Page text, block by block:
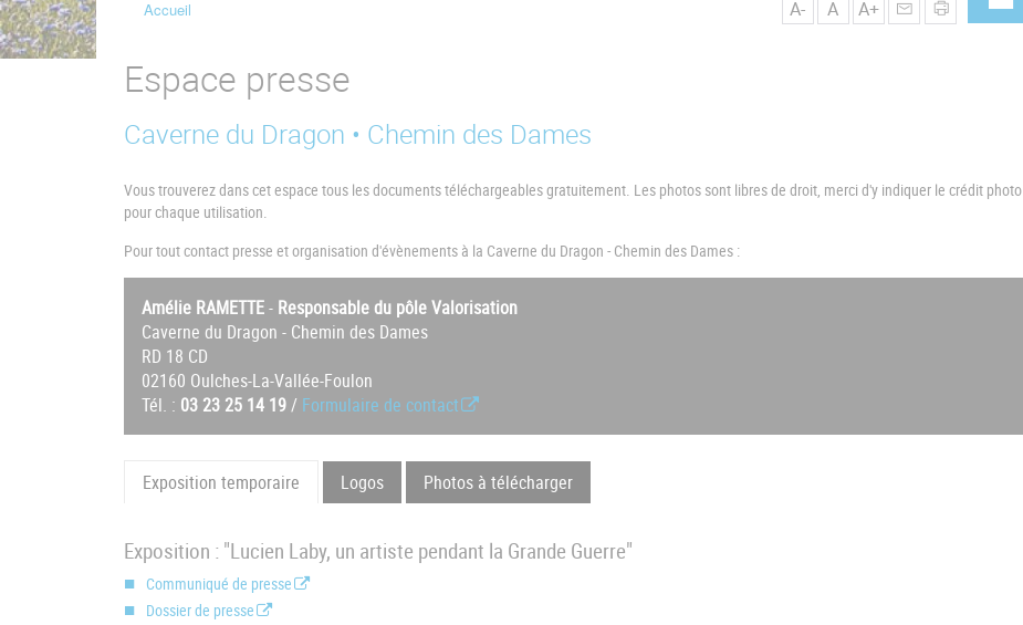
FilAccueil A- A A+
Espace presse
Caverne du Dragon • Chemin des Dames
Vous trouverez dans cet espace tous les documents téléchargeables gratuitement. Les photos sont libres de droit, merci d'y indiquer le crédit photo
pour chaque utilisation.
Pour tout contact presse et organisation d'évènements à la Caverne du Dragon - Chemin des Dames :
Amélie RAMETTE- Responsable du pôle Valorisation
Caverne du Dragon - Chemin des Dames
RD 18 CD
02160 Oulches-La-Vallée-Foulon
Tél. : 03 23 25 14 19/ Formulaire de contact
Exposition temporaire Logos Photos à télécharger
Exposition : "Lucien Laby, un artiste pendant la Grande Guerre"
Communiqué de presse
Dossier de presse